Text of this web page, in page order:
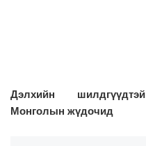
Дэлхийн
Монголын жүдочид